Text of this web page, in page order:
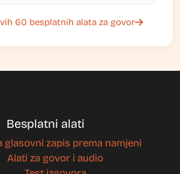
60 besplatnih alata za govor
Besplatni alati
glasovni zapis prema namjeni
Alati za govor i audio